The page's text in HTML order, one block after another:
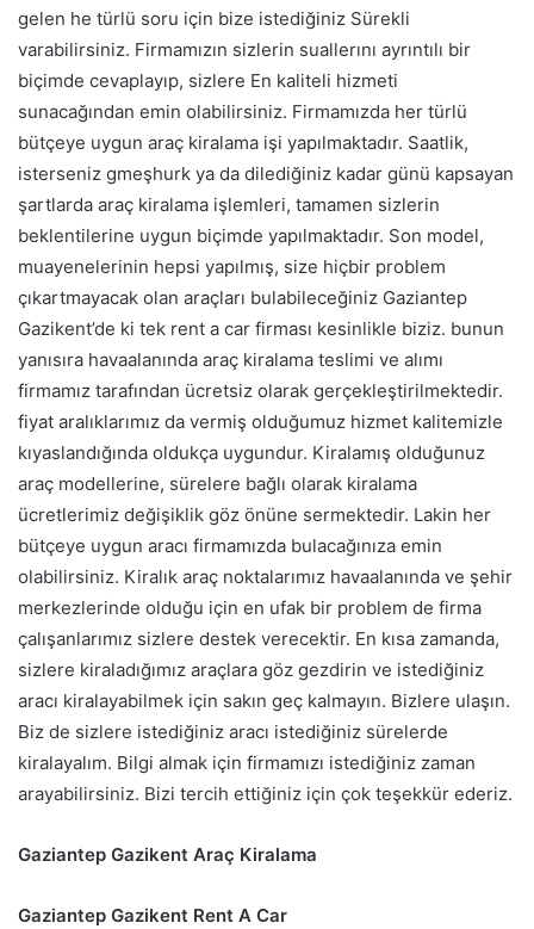
gelen he türlü soru için bize istediğiniz Sürekli
varabilirsiniz. Firmamızın sizlerin suallerını ayrıntılı bir
biçimde cevaplayıp, sizlere En kaliteli hizmeti
sunacağından emin olabilirsiniz. Firmamızda her türlü
bütçeye uygun araç kiralama işi yapılmaktadır. Saatlik,
isterseniz gmeşhurk ya da dilediğiniz kadar günü kapsayan
şartlarda araç kiralama işlemleri, tamamen sizlerin
beklentilerine uygun biçimde yapılmaktadır. Son model,
muayenelerinin hepsi yapılmış, size hiçbir problem
çıkartmayacak olan araçları bulabileceğiniz Gaziantep
Gazikent’de ki tek rent a car firması kesinlikle biziz. bunun
yanısıra havaalanında araç kiralama teslimi ve alımı
firmamız tarafından ücretsiz olarak gerçekleştirilmektedir.
fiyat aralıklarımız da vermiş olduğumuz hizmet kalitemizle
kıyaslandığında oldukça uygundur. Kiralamış olduğunuz
araç modellerine, sürelere bağlı olarak kiralama
ücretlerimiz değişiklik göz önüne sermektedir. Lakin her
bütçeye uygun aracı firmamızda bulacağınıza emin
olabilirsiniz. Kiralık araç noktalarımız havaalanında ve şehir
merkezlerinde olduğu için en ufak bir problem de firma
çalışanlarımız sizlere destek verecektir. En kısa zamanda,
sizlere kiraladığımız araçlara göz gezdirin ve istediğiniz
aracı kiralayabilmek için sakın geç kalmayın. Bizlere ulaşın.
Biz de sizlere istediğiniz aracı istediğiniz sürelerde
kiralayalım. Bilgi almak için firmamızı istediğiniz zaman
arayabilirsiniz. Bizi tercih ettiğiniz için çok teşekkür ederiz.
Gaziantep Gazikent Araç Kiralama
Gaziantep Gazikent Rent A Car